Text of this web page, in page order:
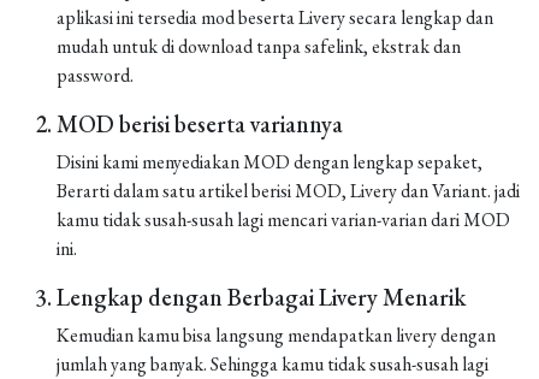
aplikasi ini tersedia mod beserta Livery secara lengkap dan
mudah untuk di download tanpa safelink, ekstrak dan
password.
MOD berisi beserta variannya
Disini kami menyediakan MOD dengan lengkap sepaket,
Berarti dalam satu artikel berisi MOD, Livery dan Variant. jadi
kamu tidak susah-susah lagi mencari varian-varian dari MOD
ini.
Lengkap dengan Berbagai Livery Menarik
Kemudian kamu bisa langsung mendapatkan livery dengan
jumlah yang banyak. Sehingga kamu tidak susah-susah lagi